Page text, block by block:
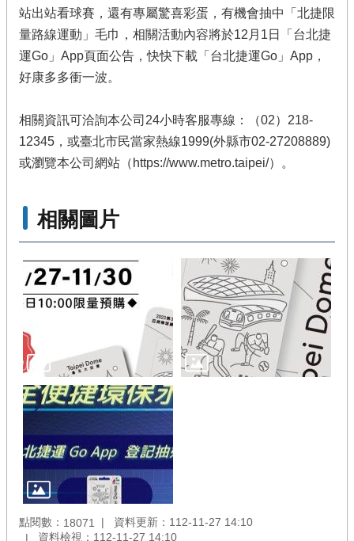
站出站看球賽，還有專屬驚喜彩蛋，有機會抽中「北捷限
量路線運動」毛巾，相關活動內容將於12月1日「台北捷
運Go」App頁面公告，快快下載「台北捷運Go」App，
好康多多衝一波。
相關資訊可洽詢本公司24小時客服專線：（02）218-
12345，或臺北市民當家熱線1999(外縣市02-27208889)
或瀏覽本公司網站（https://www.metro.taipei/）。
相關圖片
點閱數： 18071
資料更新：112-11-27 14:10
資料檢視：112-11-27 14:10